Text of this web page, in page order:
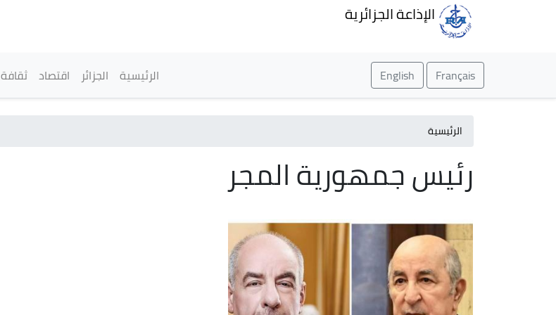
الإذاعة الجزائرية
Français
English القائمة الرئيسية
الرئيسية الجزائر اقتصاد ثقافة
الرئيسية
رئيس جمهورية المجر